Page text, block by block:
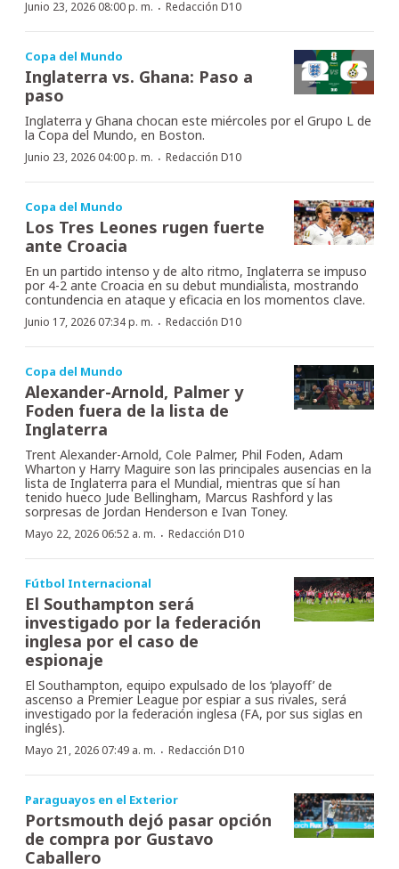
Junio 23, 2026 08:00 p. m. · Redacción D10
Copa del Mundo
Inglaterra vs. Ghana: Paso a
paso
Inglaterra y Ghana chocan este miércoles por el Grupo L de
la Copa del Mundo, en Boston.
Junio 23, 2026 04:00 p. m. · Redacción D10
Copa del Mundo
Los Tres Leones rugen fuerte
ante Croacia
En un partido intenso y de alto ritmo, Inglaterra se impuso
por 4-2 ante Croacia en su debut mundialista, mostrando
contundencia en ataque y eficacia en los momentos clave.
Junio 17, 2026 07:34 p. m. · Redacción D10
Copa del Mundo
Alexander-Arnold, Palmer y
Foden fuera de la lista de
Inglaterra
Trent Alexander-Arnold, Cole Palmer, Phil Foden, Adam
Wharton y Harry Maguire son las principales ausencias en la
lista de Inglaterra para el Mundial, mientras que sí han
tenido hueco Jude Bellingham, Marcus Rashford y las
sorpresas de Jordan Henderson e Ivan Toney.
Mayo 22, 2026 06:52 a. m. · Redacción D10
Fútbol Internacional
El Southampton será
investigado por la federación
inglesa por el caso de
espionaje
El Southampton, equipo expulsado de los ‘playoff’ de
ascenso a Premier League por espiar a sus rivales, será
investigado por la federación inglesa (FA, por sus siglas en
inglés).
Mayo 21, 2026 07:49 a. m. · Redacción D10
Paraguayos en el Exterior
Portsmouth dejó pasar opción
de compra por Gustavo
Caballero